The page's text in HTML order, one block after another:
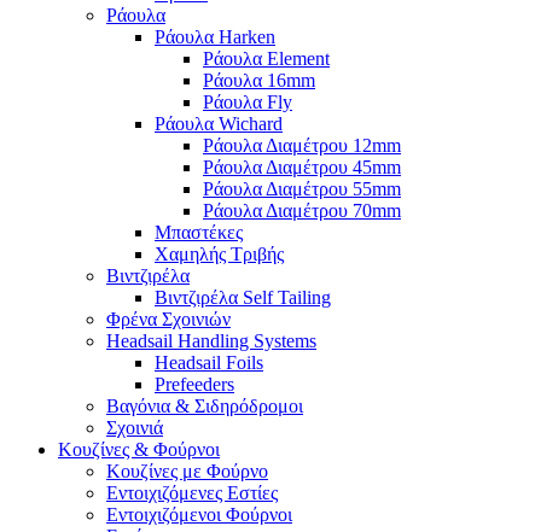
Ράουλα
Ράουλα Harken
Ράουλα Element
Ράουλα 16mm
Ράουλα Fly
Ράουλα Wichard
Ράουλα Διαμέτρου 12mm
Ράουλα Διαμέτρου 45mm
Ράουλα Διαμέτρου 55mm
Ράουλα Διαμέτρου 70mm
Μπαστέκες
Χαμηλής Τριβής
Βιντζιρέλα
Βιντζιρέλα Self Tailing
Φρένα Σχοινιών
Headsail Handling Systems
Headsail Foils
Prefeeders
Βαγόνια & Σιδηρόδρομοι
Σχοινιά
Κουζίνες & Φούρνοι
Κουζίνες με Φούρνο
Εντοιχιζόμενες Εστίες
Εντοιχιζόμενοι Φούρνοι